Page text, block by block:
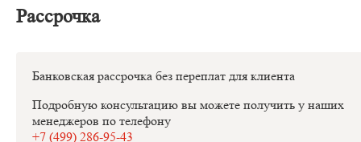
Рассрочка
Банковская рассрочка без переплат для клиента
Подробную консультацию вы можете получить у наших
менеджеров по телефону
+7 (499) 286-95-43